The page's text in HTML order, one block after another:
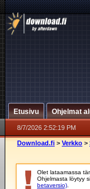
Etusivu Ohjelmat
8/7/2026 2:52:19 PM
Download.fi > Verkko >
Olet lataamassa
Ohjelmasta löytyy
betaversio)